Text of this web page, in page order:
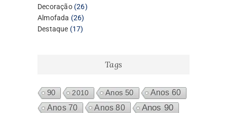
Decoração 2626
Almofada 2626
produtos
Destaque 1717
Tags
90 2010 Anos 50
Anos 60
Anos 70
Anos 80 Anos 90